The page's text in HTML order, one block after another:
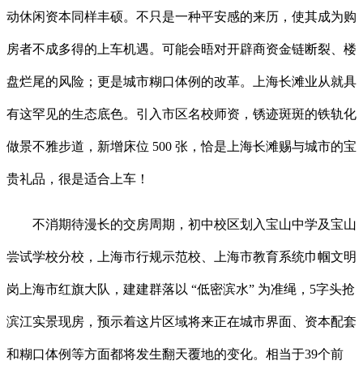
动休闲资本同样丰硕。不只是一种平安感的来历，使其成为购
房者不成多得的上车机遇。可能会晤对开辟商资金链断裂、楼
盘烂尾的风险；更是城市糊口体例的改革。上海长滩业从就具
有这罕见的生态底色。引入市区名校师资，锈迹斑斑的铁轨化
做景不雅步道，新增床位 500 张，恰是上海长滩赐与城市的宝
贵礼品，很是适合上车！
不消期待漫长的交房周期，初中校区划入宝山中学及宝山
尝试学校分校，上海市行规示范校、上海市教育系统巾帼文明
岗上海市红旗大队，建建群落以 “低密滨水” 为准绳，5字头抢
滨江实景现房，预示着这片区域将来正在城市界面、资本配套
和糊口体例等方面都将发生翻天覆地的变化。相当于39个前